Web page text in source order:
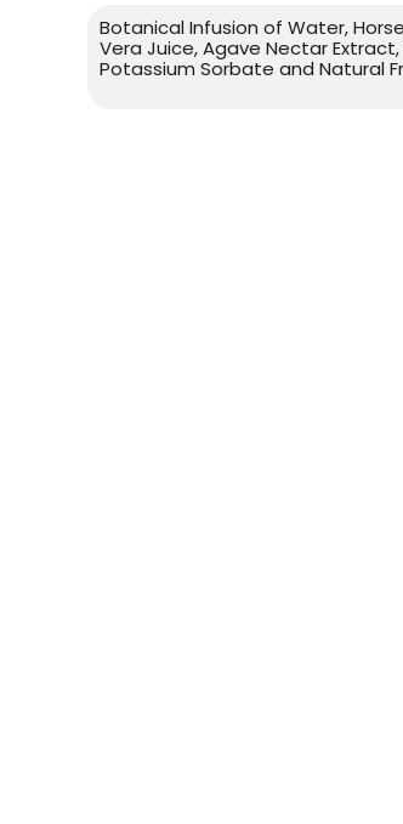
Botanical Infusion of Water,
Vera Juice, Agave Nectar
Potassium Sorbate and Natural